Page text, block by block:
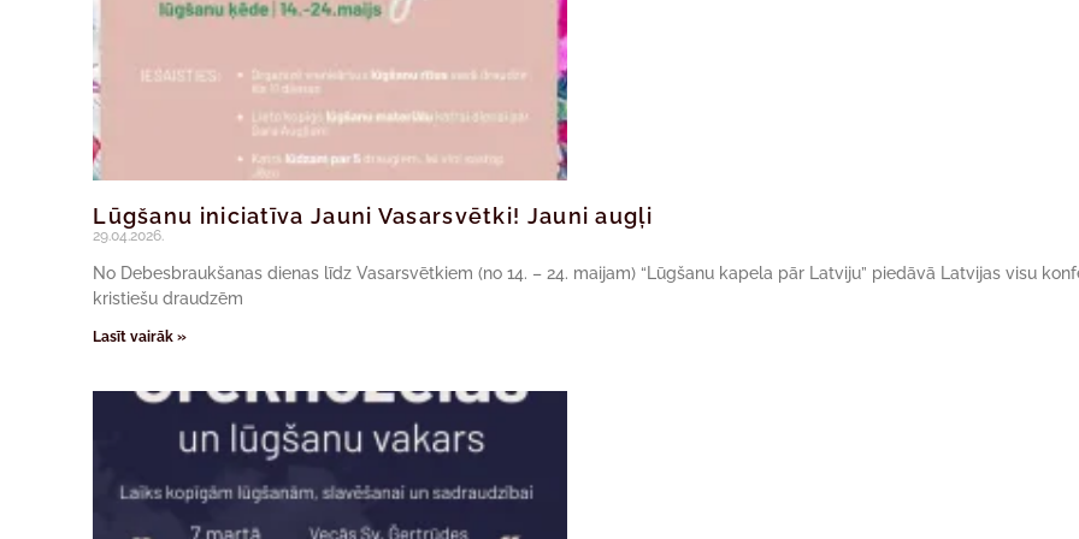
Lūgšanu iniciatīva Jauni Vasarsvētki! Jauni augļi
29.04.2026.
No Debesbraukšanas dienas līdz Vasarsvētkiem (no 14. – 24. maijam) “Lūgšanu kapela pār Latviju” piedāvā Latvijas visu
kristiešu draudzēm
Lasīt vairāk »